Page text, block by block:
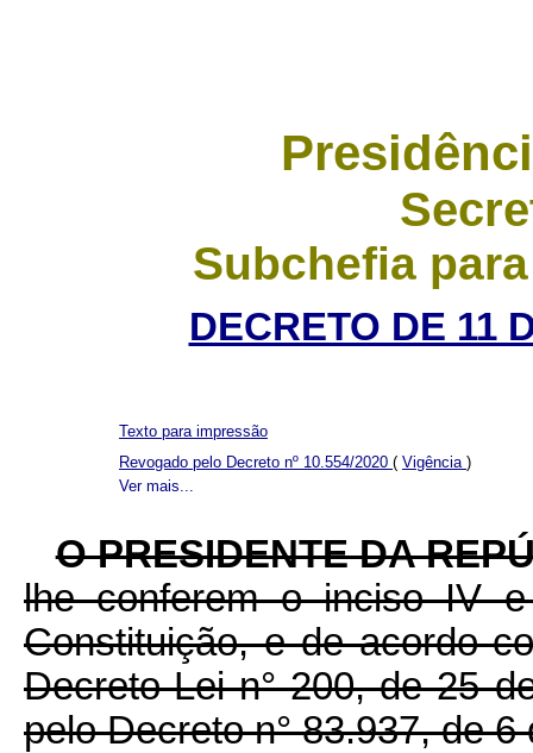
Subchefia
DECRETO DE 11
Ver mais...
Texto para impressão
Revogado pelo Decreto nº 10.554/2020 ( Vigência )
O PRESIDENTE DA
lhe conferem o inciso IV
Constituição, e de acordo
Decreto-Lei n° 200, de 25
pelo Decreto n° 83.937, de